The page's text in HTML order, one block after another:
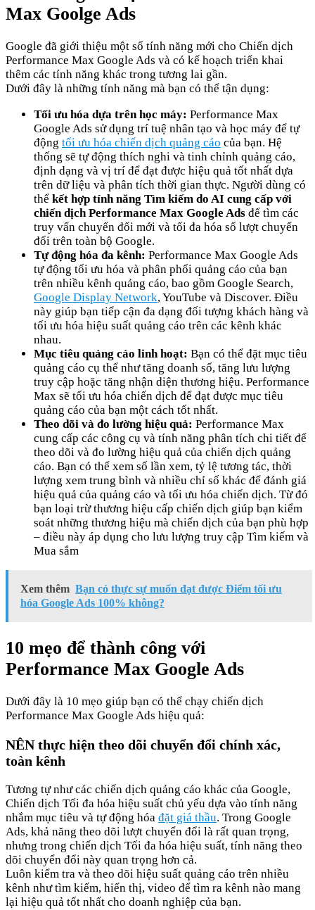
Max Goolge Ads
Google đã giới thiệu một số tính năng mới cho Chiến dịch
Performance Max Google Ads và có kế hoạch triển khai
thêm các tính năng khác trong tương lai gần.
Dưới đây là những tính năng mà bạn có thể tận dụng:
Tối ưu hóa dựa trên học máy: Performance Max
Google Ads sử dụng trí tuệ nhân tạo và học máy để tự
động tối ưu hóa chiến dịch quảng cáo của bạn. Hệ
thống sẽ tự động thích nghi và tinh chỉnh quảng cáo,
định dạng và vị trí để đạt được hiệu quả tốt nhất dựa
trên dữ liệu và phân tích thời gian thực. Người dùng có
thể kết hợp tính năng Tìm kiếm do AI cung cấp với
chiến dịch Performance Max Google Ads để tìm các
truy vấn chuyển đổi mới và tối đa hóa số lượt chuyển
đổi trên toàn bộ Google.
Tự động hóa đa kênh: Performance Max Google Ads
tự động tối ưu hóa và phân phối quảng cáo của bạn
trên nhiều kênh quảng cáo, bao gồm Google Search,
Google Display Network, YouTube và Discover. Điều
này giúp bạn tiếp cận đa dạng đối tượng khách hàng và
tối ưu hóa hiệu suất quảng cáo trên các kênh khác
nhau.
Mục tiêu quảng cáo linh hoạt: Bạn có thể đặt mục tiêu
quảng cáo cụ thể như tăng doanh số, tăng lưu lượng
truy cập hoặc tăng nhận diện thương hiệu. Performance
Max sẽ tối ưu hóa chiến dịch để đạt được mục tiêu
quảng cáo của bạn một cách tốt nhất.
Theo dõi và đo lường hiệu quả: Performance Max
cung cấp các công cụ và tính năng phân tích chi tiết để
theo dõi và đo lường hiệu quả của chiến dịch quảng
cáo. Bạn có thể xem số lần xem, tỷ lệ tương tác, thời
lượng xem trung bình và nhiều chỉ số khác để đánh giá
hiệu quả của quảng cáo và tối ưu hóa chiến dịch. Từ đó
bạn loại trừ thương hiệu cấp chiến dịch giúp bạn kiểm
soát những thương hiệu mà chiến dịch của bạn phù hợp
– điều này áp dụng cho lưu lượng truy cập Tìm kiếm và
Mua sắm
Xem thêm Bạn có thực sự muốn đạt được Điểm tối ưu
hóa Google Ads 100% không?
10 mẹo để thành công với
Performance Max Google Ads
Dưới đây là 10 mẹo giúp bạn có thể chạy chiến dịch
Performance Max Google Ads hiệu quả:
NÊN thực hiện theo dõi chuyển đổi chính xác,
toàn kênh
Tương tự như các chiến dịch quảng cáo khác của Google,
Chiến dịch Tối đa hóa hiệu suất chủ yếu dựa vào tính năng
nhắm mục tiêu và tự động hóa đặt giá thầu. Trong Google
Ads, khả năng theo dõi lượt chuyển đổi là rất quan trọng,
nhưng trong chiến dịch Tối đa hóa hiệu suất, tính năng theo
dõi chuyển đổi này quan trọng hơn cả.
Luôn kiểm tra và theo dõi hiệu suất quảng cáo trên nhiều
kênh như tìm kiếm, hiển thị, video để tìm ra kênh nào mang
lại hiệu quả tốt nhất cho doanh nghiệp của bạn.